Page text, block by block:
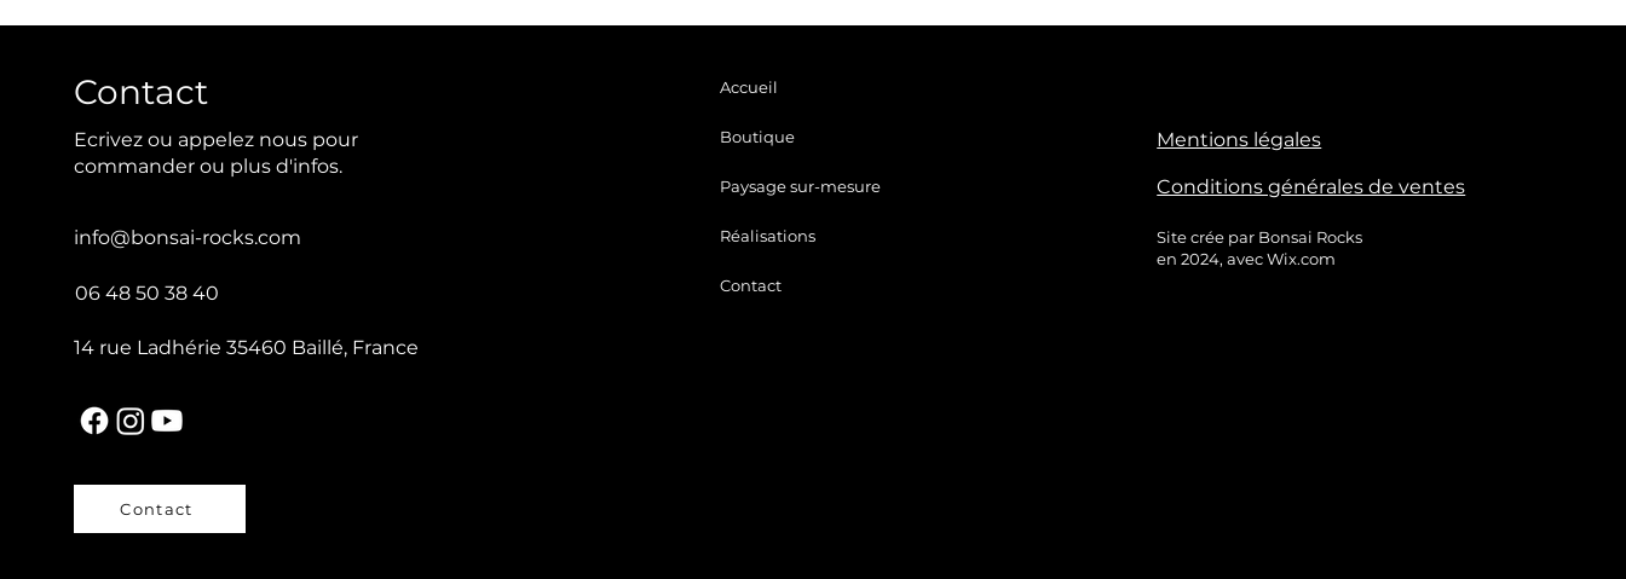
Contact
Ecrivez ou appelez nous pour
commander ou plus d'infos.
info@bonsai-rocks.com
06 48 50 38 40
14 rue Ladhérie 35460 Baillé, France
Contact
Accueil
Boutique
Paysage sur-mesure
Réalisations
Contact
Mentions légales
Conditions générales de ventes
Site crée par Bonsai Rocks
en 2024, avec Wix.com